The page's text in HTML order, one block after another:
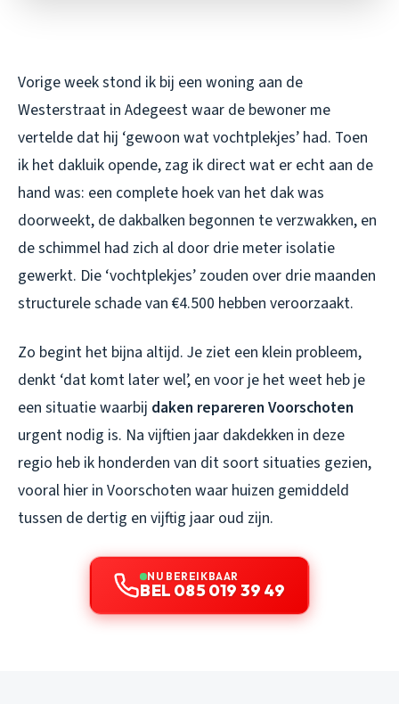
Vorige week stond ik bij een woning aan de
Westerstraat in Adegeest waar de bewoner me
vertelde dat hij ‘gewoon wat vochtplekjes’ had. Toen
ik het dakluik opende, zag ik direct wat er echt aan de
hand was: een complete hoek van het dak was
doorweekt, de dakbalken begonnen te verzwakken, en
de schimmel had zich al door drie meter isolatie
gewerkt. Die ‘vochtplekjes’ zouden over drie maanden
structurele schade van €4.500 hebben veroorzaakt.
Zo begint het bijna altijd. Je ziet een klein probleem,
denkt ‘dat komt later wel’, en voor je het weet heb je
een situatie waarbij daken repareren Voorschoten
urgent nodig is. Na vijftien jaar dakdekken in deze
regio heb ik honderden van dit soort situaties gezien,
vooral hier in Voorschoten waar huizen gemiddeld
tussen de dertig en vijftig jaar oud zijn.
NU BEREIKBAAR
BEL 085 019 39 49